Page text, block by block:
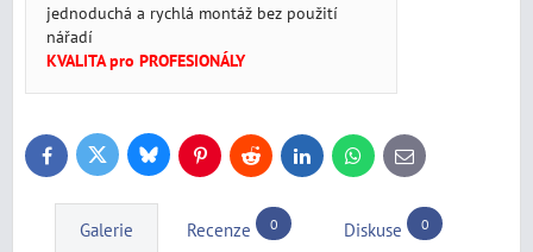
jednoduchá a rychlá montáž bez použití
nářadí
KVALITA pro PROFESIONÁLY
FacebookTwitter BlueskyPinterestReddit LinkedInWhatsApp
E-
mail
Galerie Recenze 0 Diskuse 0